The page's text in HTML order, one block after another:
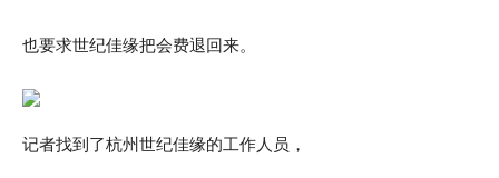
也要求世纪佳缘把会费退回来。
记者找到了杭州世纪佳缘的工作人员，